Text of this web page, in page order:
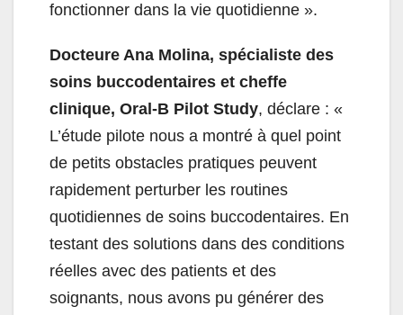
fonctionner dans la vie quotidienne ».
Docteure Ana Molina, spécialiste des
soins buccodentaires et cheffe
clinique, Oral‑B Pilot Study, déclare : «
L’étude pilote nous a montré à quel point
de petits obstacles pratiques peuvent
rapidement perturber les routines
quotidiennes de soins buccodentaires. En
testant des solutions dans des conditions
réelles avec des patients et des
soignants, nous avons pu générer des